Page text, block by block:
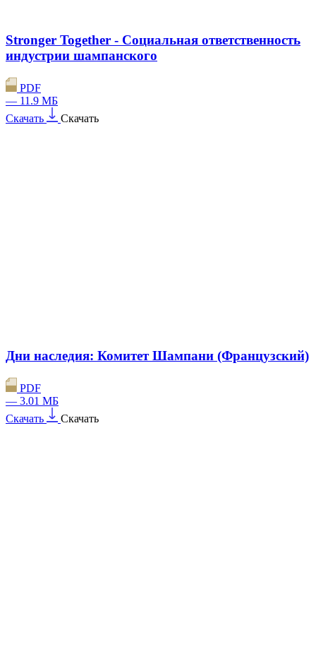
Stronger Together - Социальная ответственность
индустрии шампанского
PDF
— 11.9 МБ
Скачать
Скачать
Дни наследия: Комитет Шампани (Французский)
PDF
— 3.01 МБ
Скачать
Скачать